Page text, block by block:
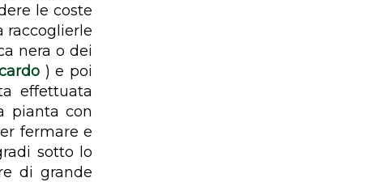
le coste
raccoglierle
nera o dei
) e poi
effettuata
pianta con
fermare e
sotto lo
di grande